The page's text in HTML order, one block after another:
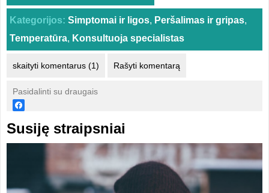
Kategorijos: Simptomai ir ligos, Peršalimas ir gripas,
Temperatūra, Konsultuoja specialistas
skaityti komentarus (1) Rašyti komentarą
Pasidalinti su draugais
Susiję straipsniai